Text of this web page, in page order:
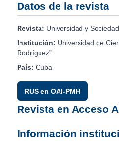
Datos de la revista
Revista: Universidad y Sociedad
Institución: Universidad de
Rodríguez”
País: Cuba
RUS en OAI-PMH
Revista en Acceso
Información